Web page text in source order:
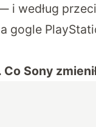
i według
gogle
Sony